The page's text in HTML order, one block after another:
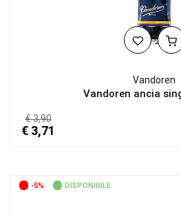
Vandoren
Vandoren ancia
€ 3,90
€ 3,71
-5% DISPONIBILE